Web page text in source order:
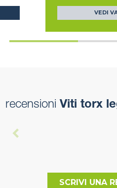
VEDI
recensioni Viti torx
SCRIVI UNA